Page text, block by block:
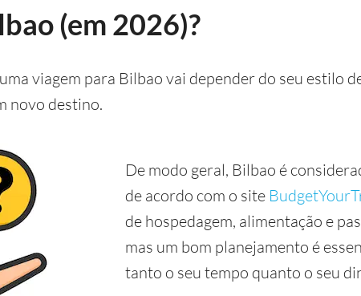
(em 2026)?
viagem para Bilbao vai depender do seu estilo
novo destino.
De modo geral, Bilbao é
de acordo com o site
de hospedagem, alimentação e
mas um bom planejamento é
tanto o seu tempo quanto o seu